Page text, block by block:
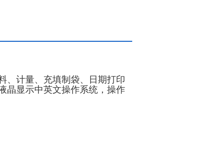
、计量、充填制袋、日期打印
晶显示中英文操作系统，操作